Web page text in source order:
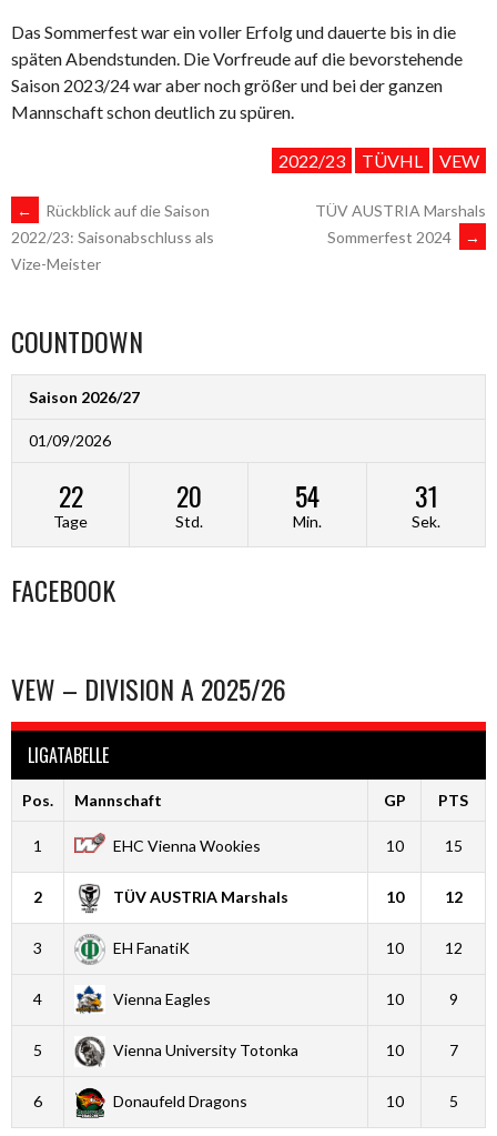
Das Sommerfest war ein voller Erfolg und dauerte bis in die
späten Abendstunden. Die Vorfreude auf die bevorstehende
Saison 2023/24 war aber noch größer und bei der ganzen
Mannschaft schon deutlich zu spüren.
2022/23 TÜVHL VEW
ARTIKEL-
NAVIGATION
←
Rückblick auf die Saison
2022/23: Saisonabschluss als
Vize-Meister
TÜV AUSTRIA Marshals
Sommerfest 2024
→
COUNTDOWN
Saison 2026/27
01/09/2026
22
Tage
20
Std.
54
Min.
31
Sek.
FACEBOOK
VEW – DIVISION A 2025/26
LIGATABELLE
Pos. Mannschaft GP PTS
1 EHC Vienna Wookies 10 15
2 TÜV AUSTRIA Marshals 10 12
3 EH FanatiK 10 12
4 Vienna Eagles 10 9
5 Vienna University Totonka 10 7
6 Donaufeld Dragons 10 5